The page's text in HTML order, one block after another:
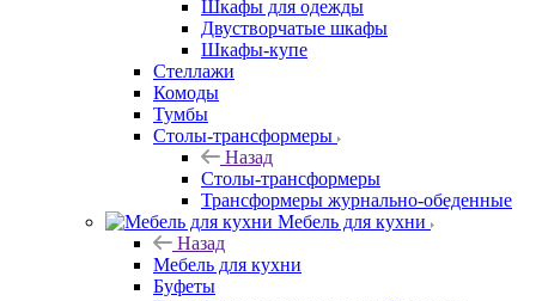
Шкафы для одежды
Двустворчатые шкафы
Шкафы-купе
Стеллажи
Комоды
Тумбы
Столы-трансформеры
Назад
Столы-трансформеры
Трансформеры журнально-обеденные
Мебель для кухни
Назад
Мебель для кухни
Буфеты